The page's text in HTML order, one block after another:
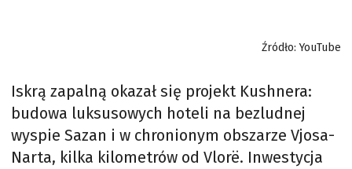
Źródło: YouTube
Iskrą zapalną okazał się projekt Kushnera:
budowa luksusowych hoteli na bezludnej
wyspie Sazan i w chronionym obszarze Vjosa-
Narta, kilka kilometrów od Vlorë. Inwestycja